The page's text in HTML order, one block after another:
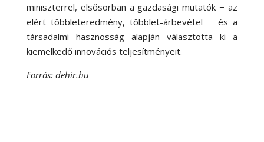
miniszterrel, elsősorban a gazdasági mutatók − az
elért többleteredmény, többlet-árbevétel − és a
társadalmi hasznosság alapján választotta ki a
kiemelkedő innovációs teljesítményeit.
Forrás: dehir.hu